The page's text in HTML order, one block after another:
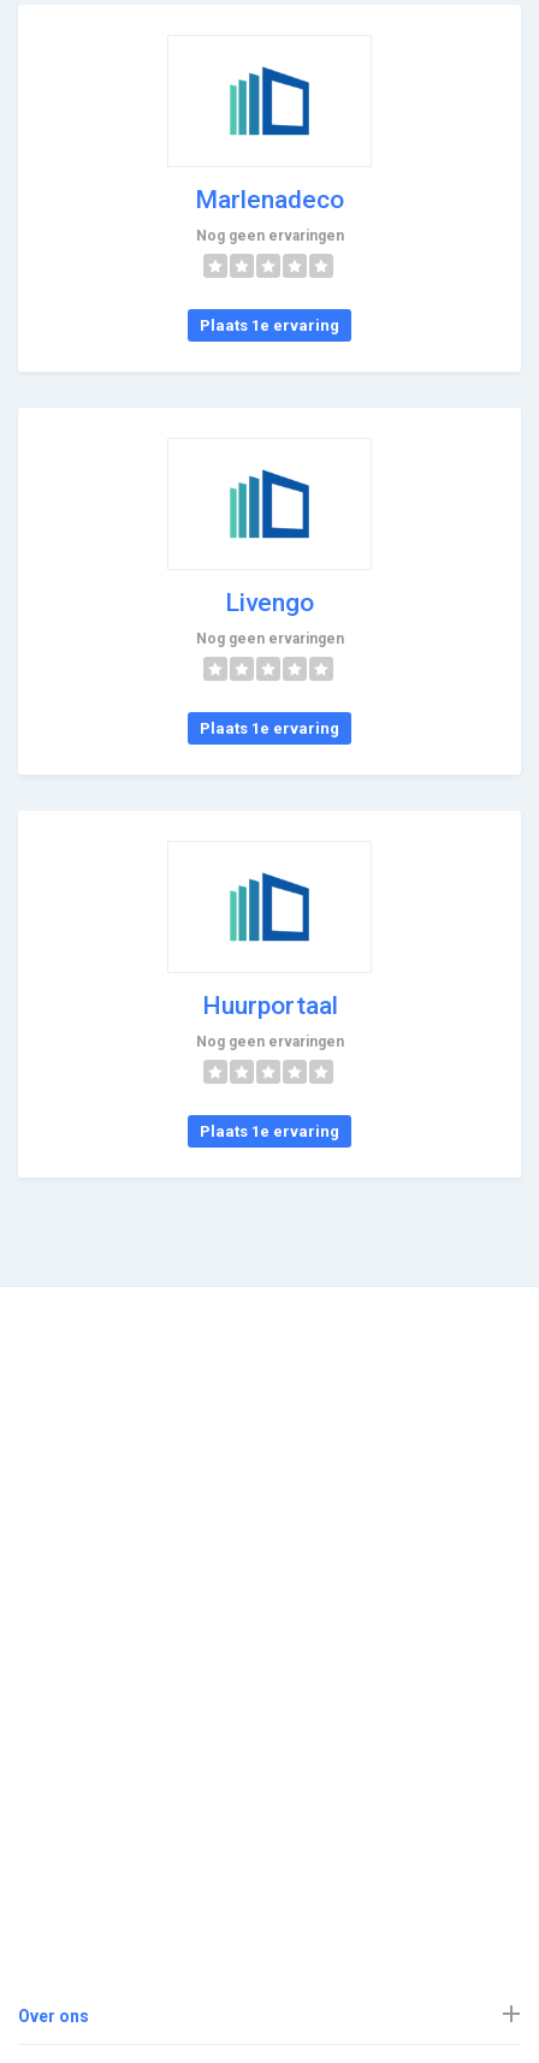
Marlenadeco
Nog geen ervaringen
Plaats 1e ervaring
Livengo
Nog geen ervaringen
Plaats 1e ervaring
Huurportaal
Nog geen ervaringen
Plaats 1e ervaring
Over ons